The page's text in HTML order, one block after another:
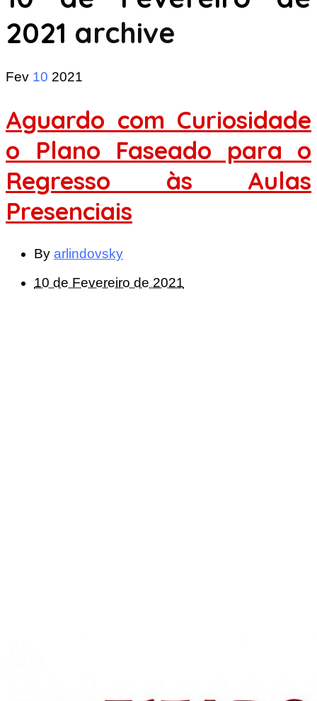
2021 archive
Fev 10 2021
Aguardo com Curiosidade
o Plano Faseado para o
Regresso às Aulas
Presenciais
By arlindovsky
10 de Fevereiro de 2021